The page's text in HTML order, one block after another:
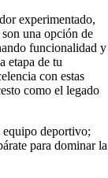
experimentado,
una opción de
funcionalidad y
etapa de tu
con estas
como el legado
equipo deportivo;
para dominar la